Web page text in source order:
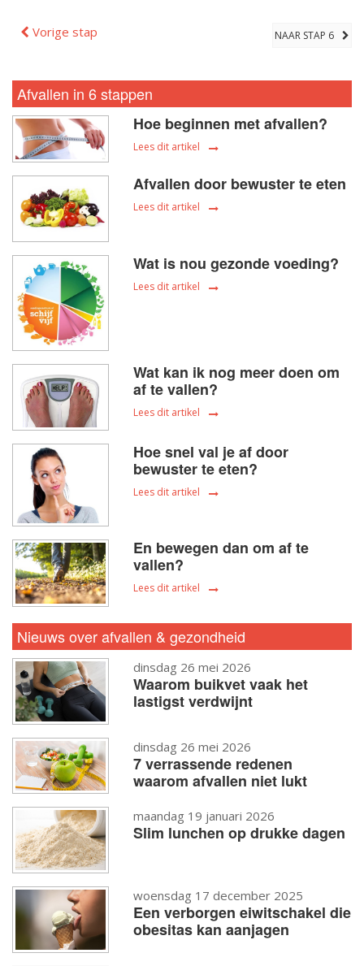
Vorige stap NAAR STAP 6
Afvallen in 6 stappen
Hoe beginnen met afvallen?
Lees dit artikel
Afvallen door bewuster te eten
Lees dit artikel
Wat is nou gezonde voeding?
Lees dit artikel
Wat kan ik nog meer doen om
af te vallen?
Lees dit artikel
Hoe snel val je af door
bewuster te eten?
Lees dit artikel
En bewegen dan om af te
vallen?
Lees dit artikel
Nieuws over afvallen & gezondheid
dinsdag 26 mei 2026
Waarom buikvet vaak het
lastigst verdwijnt
dinsdag 26 mei 2026
7 verrassende redenen
waarom afvallen niet lukt
maandag 19 januari 2026
Slim lunchen op drukke dagen
woensdag 17 december 2025
Een verborgen eiwitschakel die
obesitas kan aanjagen